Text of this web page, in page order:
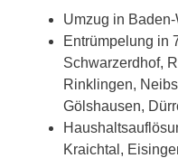
Umzug in
Entrümpelung in
Schwarzerdhof,
Rinklingen,
Gölshausen,
Kraichtal,